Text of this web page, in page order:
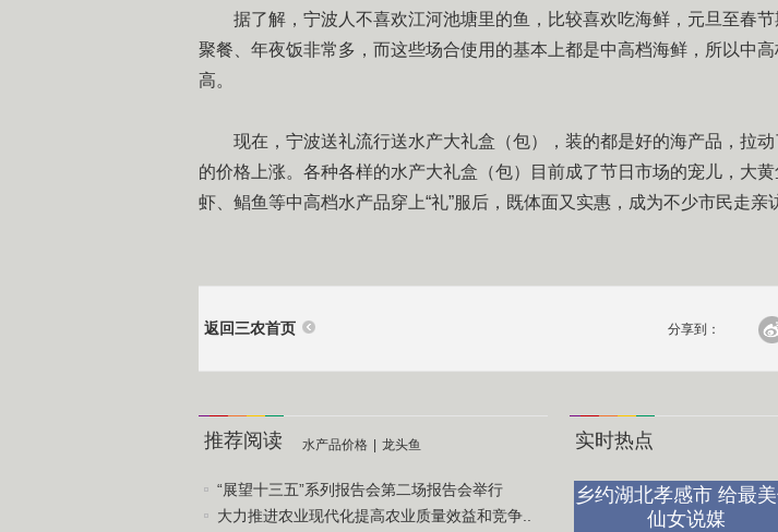
据了解，宁波人不喜欢江河池塘里的鱼，比较喜欢吃海鲜，元旦至春节
聚餐、年夜饭非常多，而这些场合使用的基本上都是中高档海鲜，所以中
高。
现在，宁波送礼流行送水产大礼盒（包），装的都是好的海产品，拉动
的价格上涨。各种各样的水产大礼盒（包）目前成了节日市场的宠儿，大
虾、鲳鱼等中高档水产品穿上“礼”服后，既体面又实惠，成为不少市民走亲
返回三农首页 分享到：
推荐阅读 水产品价格 龙头鱼
“展望十三五”系列报告会第二场报告会举行
大力推进农业现代化提高农业质量效益和竞争..
实时热点
乡约湖北孝感市 给最
仙女说媒